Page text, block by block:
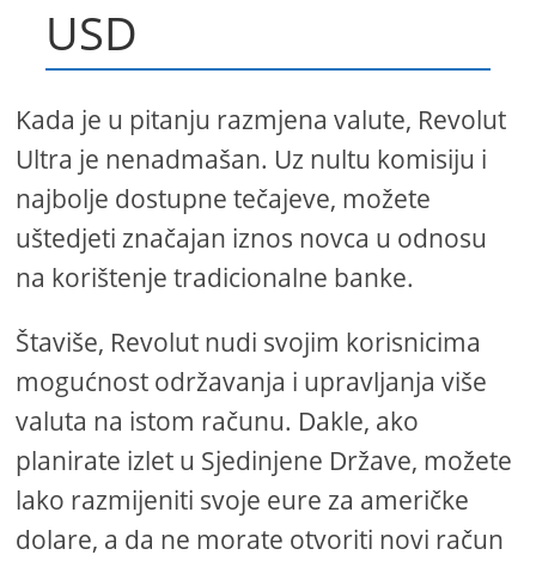
USD
Kada je u pitanju razmjena valute, Revolut
Ultra je nenadmašan. Uz nultu komisiju i
najbolje dostupne tečajeve, možete
uštedjeti značajan iznos novca u odnosu
na korištenje tradicionalne banke.
Štaviše, Revolut nudi svojim korisnicima
mogućnost održavanja i upravljanja više
valuta na istom računu. Dakle, ako
planirate izlet u Sjedinjene Države, možete
lako razmijeniti svoje eure za američke
dolare, a da ne morate otvoriti novi račun